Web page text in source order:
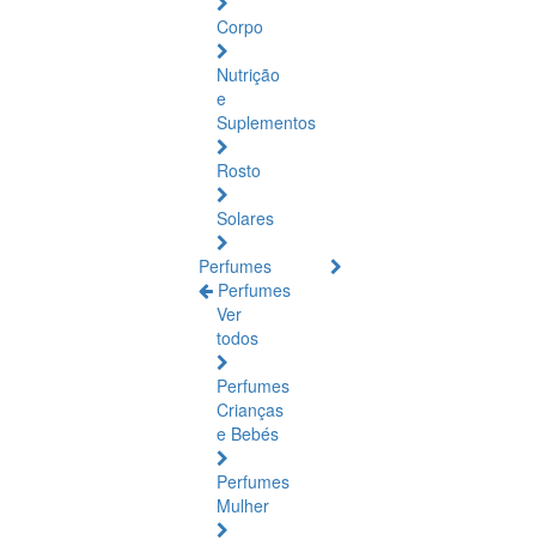
Corpo
Nutrição
e
Suplementos
Rosto
Solares
Perfumes
Perfumes
Ver
todos
Perfumes
Crianças
e Bebés
Perfumes
Mulher